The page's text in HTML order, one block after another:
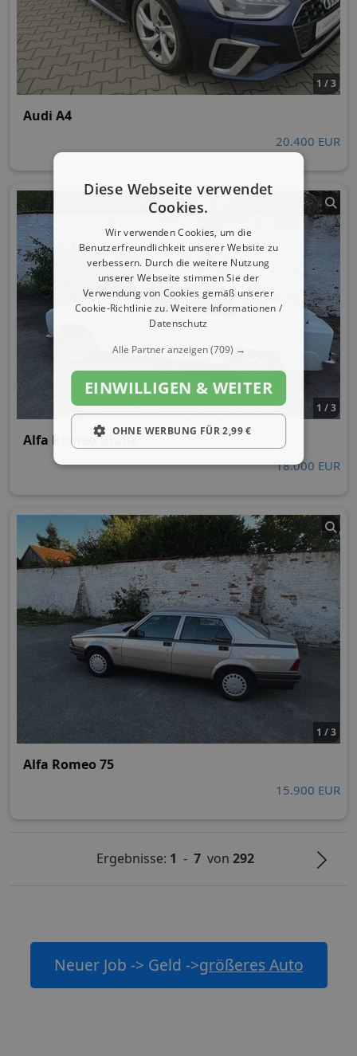
1 / 3
Audi A4
20.400 EUR
1 / 3
Alfa Romeo Giulia
18.000 EUR
1 / 3
Alfa Romeo 75
15.900 EUR
Ergebnisse: 1 - 7von 292
Neuer Job -> Geld ->größeres Auto
Diese Webseite verwendet
Cookies.
Wir verwenden Cookies, um die
Benutzerfreundlichkeit unserer Website zu
verbessern. Durch die weitere Nutzung
unserer Webseite stimmen Sie der
Verwendung von Cookies gemäß unserer
Cookie-Richtlinie zu.Weitere Informationen /
Datenschutz
Alle Partner anzeigen(709) →
EINWILLIGEN & WEITER
OHNE WERBUNG FÜR 2,99 €